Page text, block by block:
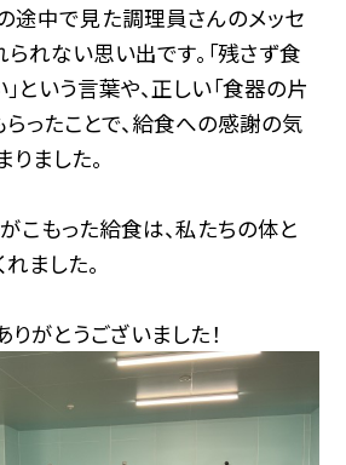
途中で見た調理員さんのメッセ
れない思い出です。「残さず食
という言葉や、正しい「食器の片
ったことで、給食への感謝の気
ました。
こもった給食は、私たちの体と
ました。
がとうございました！